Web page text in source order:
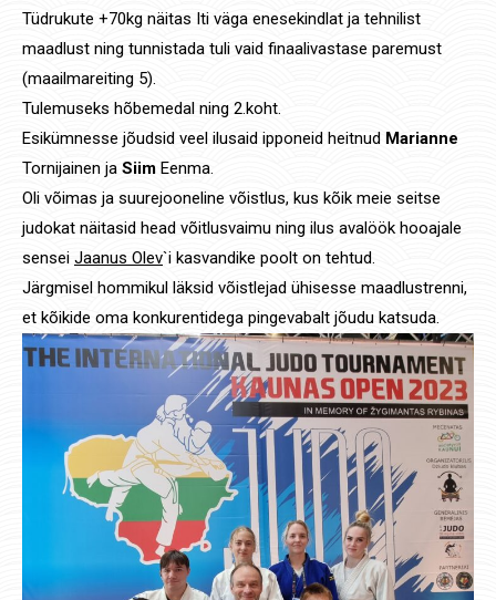
Tüdrukute +70kg näitas Iti väga enesekindlat ja tehnilist
maadlust ning tunnistada tuli vaid finaalivastase paremust
(maailmareiting 5).
Tulemuseks hõbemedal ning 2.koht.
Esikümnesse jõudsid veel ilusaid ipponeid heitnud Marianne
Tornijainen ja Siim Eenma.
Oli võimas ja suurejooneline võistlus, kus kõik meie seitse
judokat näitasid head võitlusvaimu ning ilus avalöök hooajale
sensei Jaanus Olev`i kasvandike poolt on tehtud.
Järgmisel hommikul läksid võistlejad ühisesse maadlustrenni,
et kõikide oma konkurentidega pingevabalt jõudu katsuda.